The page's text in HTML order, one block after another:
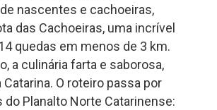
nascentes e cachoeiras,
das Cachoeiras, uma incrível
quedas em menos de 3 km.
a culinária farta e saborosa,
O roteiro passa por
do Planalto Norte Catarinense: